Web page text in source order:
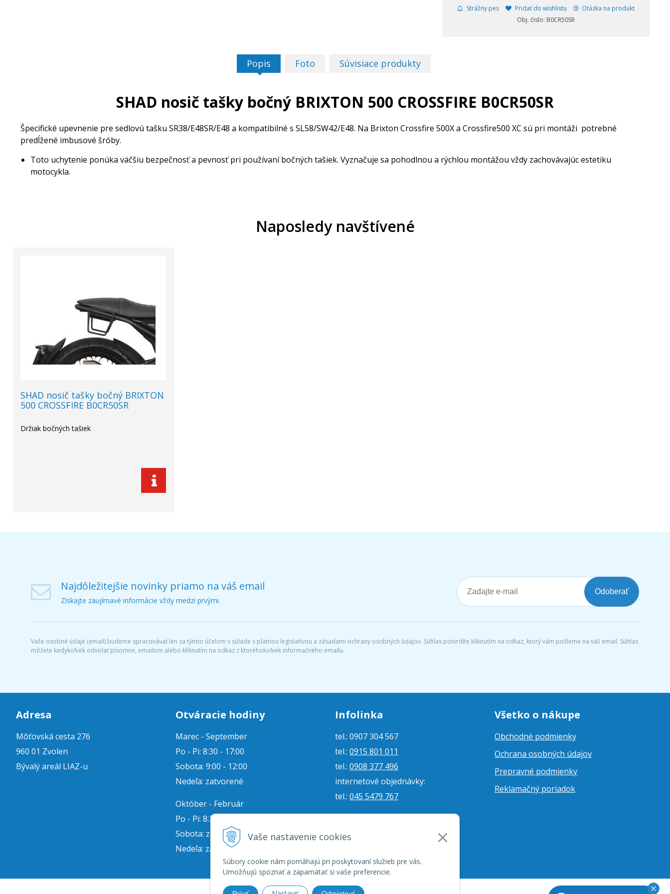
Vaše nastavenie cookies
Súbory cookie nám pomáhajú pri poskytovaní služieb pre vás.
Umožňujú spoznať a zapamätať si vaše preferencie.
Strážny pes Pridať do wishlistu
Otázka na produkt
Obj. čislo: B0CR50SR
Popis Foto Súvisiace produkty
SHAD nosič tašky bočný BRIXTON 500 CROSSFIRE B0CR50SR
Špecifické upevnenie pre sedlovú tašku SR38/E48SR/E48 a kompatibilné s SL58/SW42/E48. Na Brixton Crossfire 500X a Crossfire500 XC sú pri montáži potrebné
predĺžené imbusové šróby.
Toto uchytenie ponúka väčšiu bezpečnosť a pevnosť pri používaní bočných tašiek. Vyznačuje sa pohodlnou a rýchlou montážou vždy zachovávajúc estetiku
motocykla.
Naposledy navštívené
SHAD nosič tašky bočný BRIXTON
500 CROSSFIRE B0CR50SR
Držiak bočných tašiek
Najdôležitejšie novinky priamo na váš email
Získajte zaujímavé informácie vždy medzi prvými
Odoberať
Vaše osobné údaje (email) budeme spracovávať len za týmto účelom v súlade s platnou legislatívou a zásadami ochrany osobných údajov. Súhlas potvrdíte kliknutím na odkaz, ktorý vám pošleme na váš email. Súhlas
môžete kedykoľvek odvolať písomne, emailom alebo kliknutím na odkaz z ktoréhokoľvek informačného emailu.
Adresa
Môťovská cesta 276
960 01 Zvolen
Bývalý areál LIAZ-u
Otváracie hodiny
Marec - September
Po - Pi: 8:30 - 17:00
Sobota: 9:00 - 12:00
Nedeľa: zatvorené
Október - Február
Po - Pi: 8:30 - 16:00
Sobota: zatvorené
Nedeľa: zatvorené
Infolinka
tel.: 0907 304 567
tel.: 0915 801 011
tel.: 0908 377 496
internetové objednávky:
tel.: 045 5479 767
internetové objednávky:
Všetko o nákupe
Obchodné podmienky
Ochrana osobných údajov
Prepravné podmienky
Reklamačný poriadok